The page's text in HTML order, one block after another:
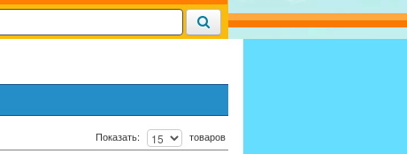
Показать: товаров